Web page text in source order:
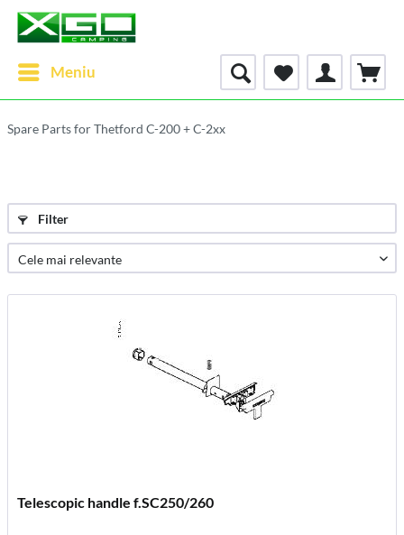
Meniu
Spare Parts for Thetford C-200 + C-2xx
Filter
Telescopic handle f.SC250/260